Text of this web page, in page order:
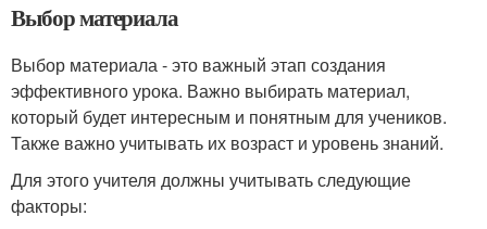
Выбор материала
Выбор материала - это важный этап создания
эффективного урока. Важно выбирать материал,
который будет интересным и понятным для учеников.
Также важно учитывать их возраст и уровень знаний.
Для этого учителя должны учитывать следующие
факторы: